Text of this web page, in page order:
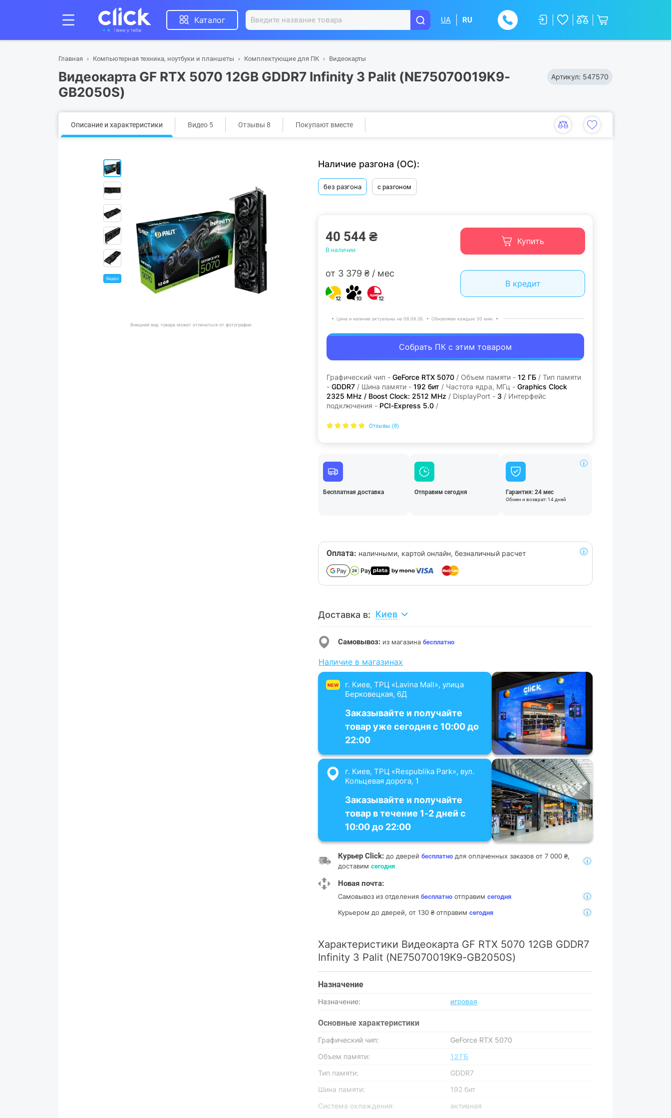
Каталог UA RU
Главная Компьютерная техника, ноутбуки и планшеты Комплектующие для ПК Видеокарты
Видеокарта GF RTX 5070 12GB GDDR7 Infinity 3 Palit (NE75070019K9-
GB2050S)
Артикул: 547570
Описание и характеристики Видео 5 Отзывы 8 Покупают вместе
Видео
Внешний вид товара может отличаться от фотографии
Наличие разгона (ОС):
без разгона с разгоном
40 544 ₴
В наличии
Купить
от 3 379 ₴ / мес
12 10 12
В кредит
Цена и наличие актуальны на 08.08.26. Обновляем каждые 30 мин.
Собрать ПК с этим товаром
Графический чип - GeForce RTX 5070 / Объем памяти - 12 ГБ / Тип памяти
- GDDR7 / Шина памяти - 192 бит / Частота ядра, МГц - Graphics Clock
2325 MHz / Boost Clock: 2512 MHz / DisplayPort - 3 / Интерфейс
подключения - PCI-Express 5.0 /
Отзывы (8)
Бесплатная доставка Отправим сегодня Гарантия: 24 мес
Обмен и возврат: 14 дней
Оплата: наличными, картой онлайн, безналичный расчет
Доставка в: Киев
Самовывоз: из магазина бесплатно
Наличие в магазинах
NEW
г. Киев, ТРЦ «Lavina Mall», улица
Берковецкая, 6Д
Заказывайте и получайте
товар уже сегодня с 10:00 до
22:00
г. Киев, ТРЦ «Respublika Park», вул.
Кольцевая дорога, 1
Заказывайте и получайте
товар в течение 1-2 дней с
10:00 до 22:00
Курьер Click: до дверей бесплатно для оплаченных заказов от 7 000 ₴,
доставим сегодня
Новая почта:
Самовывоз из отделения бесплатно отправим сегодня
Курьером до дверей, от 130 ₴ отправим сегодня
Характеристики Видеокарта GF RTX 5070 12GB GDDR7
Infinity 3 Palit (NE75070019K9-GB2050S)
Назначение
Назначение: игровая
Основные характеристики
Графический чип:
GeForce RTX 5070
Объем памяти:
12 ГБ
Тип памяти:
GDDR7
Шина памяти:
192 бит
Система охлаждения:
активная